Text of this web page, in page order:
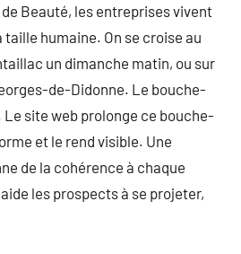
Beauté, les entreprises vivent
taille humaine. On se croise au
un dimanche matin, ou sur
de-Didonne. Le bouche-
site web prolonge ce bouche-
et le rend visible. Une
de la cohérence à chaque
les prospects à se projeter,